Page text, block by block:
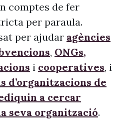
comptes de fer
per paraula.
per ajudar agències
, ONGs,
i cooperatives, i
d’organitzacions de
a cercar
seva organització.